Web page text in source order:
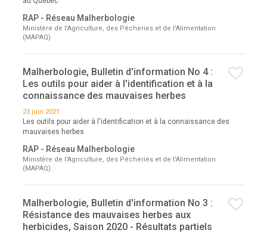
RAP - Réseau Malherbologie
Ministère de l'Agriculture, des Pêcheries et de l'Alimentation
(MAPAQ)
Malherbologie, Bulletin d'information No 4 :
Les outils pour aider à l'identification et à la
connaissance des mauvaises herbes
23 juin 2021
Les outils pour aider à l'identification et à la connaissance des
mauvaises herbes
RAP - Réseau Malherbologie
Ministère de l'Agriculture, des Pêcheries et de l'Alimentation
(MAPAQ)
Malherbologie, Bulletin d'information No 3 :
Résistance des mauvaises herbes aux
herbicides, Saison 2020 - Résultats partiels